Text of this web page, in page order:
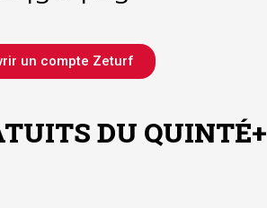
un compte Zeturf
DU QUINTÉ+